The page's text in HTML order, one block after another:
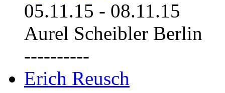
05.11.15 - 08.11.15
Aurel Scheibler Berlin
----------
Erich Reusch